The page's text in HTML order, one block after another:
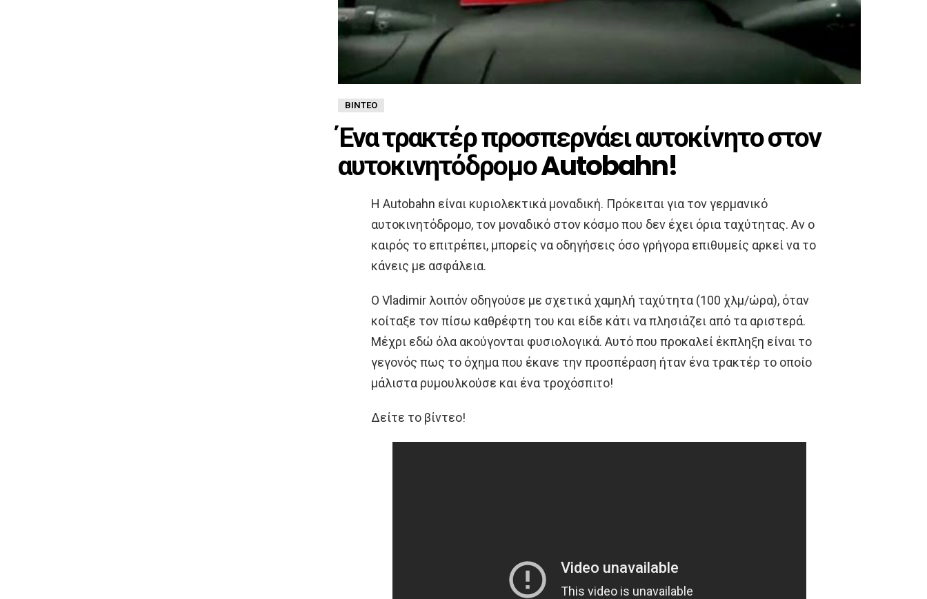
ΒΊΝΤΕΟ
Ένα τρακτέρ προσπερνάει αυτοκίνητο στον
αυτοκινητόδρομο Autobahn!
Η Autobahn είναι κυριολεκτικά μοναδική. Πρόκειται για τον γερμανικό
αυτοκινητόδρομο, τον μοναδικό στον κόσμο που δεν έχει όρια ταχύτητας. Αν ο
καιρός το επιτρέπει, μπορείς να οδηγήσεις όσο γρήγορα επιθυμείς αρκεί να το
κάνεις με ασφάλεια.
Ο Vladimir λοιπόν οδηγούσε με σχετικά χαμηλή ταχύτητα (100 χλμ/ώρα), όταν
κοίταξε τον πίσω καθρέφτη του και είδε κάτι να πλησιάζει από τα αριστερά.
Μέχρι εδώ όλα ακούγονται φυσιολογικά. Αυτό που προκαλεί έκπληξη είναι το
γεγονός πως το όχημα που έκανε την προσπέραση ήταν ένα τρακτέρ το οποίο
μάλιστα ρυμουλκούσε και ένα τροχόσπιτο!
Δείτε το βίντεο!